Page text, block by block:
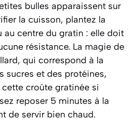
bulles apparaissent sur
la cuisson, plantez la
au centre du gratin : elle doit
résistance. La magie de
, qui correspond à la
sucres et des protéines,
croûte gratinée si
reposer 5 minutes à la
de servir bien chaud.